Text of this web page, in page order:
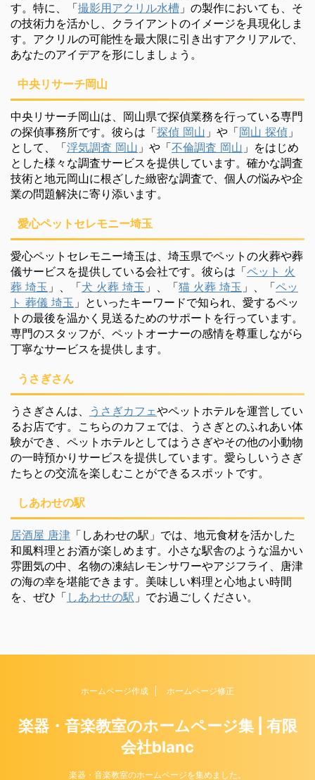
す。特に、「撮影用アクリル水槽 」の製作においても、そ
の技術力を活かし、クライアントのイメージを具現化しま
す。アクリルの可能性を最大限に引き出すアクリアルで、
あなたのアイデアを形にしましょう。
中央リサーチ岡山
中央リサーチ岡山は、岡山県で探偵業務を行っている専門
の探偵事務所です。彼らは「探偵 岡山 」や「岡山 探偵 」
として、「浮気調査 岡山 」や「不倫調査 岡山 」をはじめ
とした様々な調査サービスを提供しています。確かな調査
技術と地元岡山に根ざした緻密な調査で、個人の悩みや企
業の問題解決に寄り添います。
愛心ペットセレモニー埼玉
愛心ペットセレモニー埼玉は、埼玉県でペットの火葬や葬
儀サービスを提供している会社です。彼らは「ペット 火
葬 埼玉 」、「犬 火葬 埼玉 」、「猫 火葬 埼玉 」、「ペッ
ト 葬儀 埼玉 」といったキーワードで知られ、愛するペッ
トの最後を温かく見送るためのサポートを行っています。
専門のスタッフが、ペットオーナーの感情を尊重しながら
丁寧なサービスを提供します。
うさぎさん
うさぎさんは、 うさぎカフェやペットホテルを運営してい
るお店です。こちらのカフェでは、うさぎとのふれあい体
験ができ、ペットホテルとしてはうさぎやその他の小動物
の一時預かりサービスを提供しています。愛らしいうさぎ
たちとの交流を楽しむことができるスポットです。
しあわせの駅
居酒屋 唐津 「しあわせの駅」では、地元食材を活かした
和風料理とお酒が楽しめます。小さな駅舎のような温かい
雰囲気の中、名物の凍結レモンサワーやアジフライ、唐津
の海の幸を堪能できます。美味しい料理と心地よい時間
を、ぜひ「 しあわせの駅 」でお過ごしください。
ホームページ作成 ホームページ修正
楽器・音楽教室のホームページ集 | 有限
会社blanc
楽器・音楽教室のホームページを集めました。